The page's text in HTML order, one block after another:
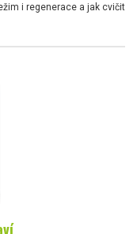
i regenerace a jak cvičit